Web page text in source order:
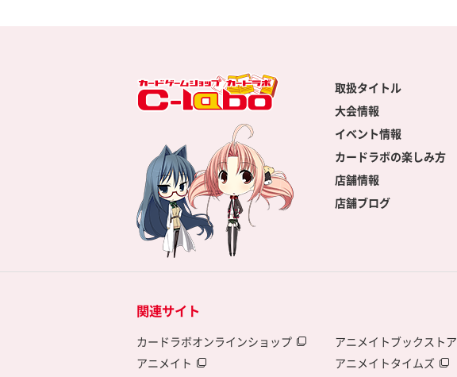
取扱タイトル
大会情報
イベント情報
カードラボの楽しみ方
店舗情報
店舗ブログ
関連サイト
カードラボオンラインショップ
アニメイト
アニメイトブックストア
アニメイトタイムズ